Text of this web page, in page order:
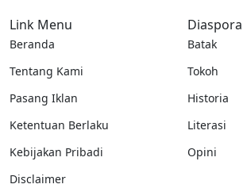
Link Menu
Beranda
Tentang Kami
Pasang Iklan
Ketentuan Berlaku
Kebijakan Pribadi
Disclaimer
Diaspora
Batak
Tokoh
Historia
Literasi
Opini